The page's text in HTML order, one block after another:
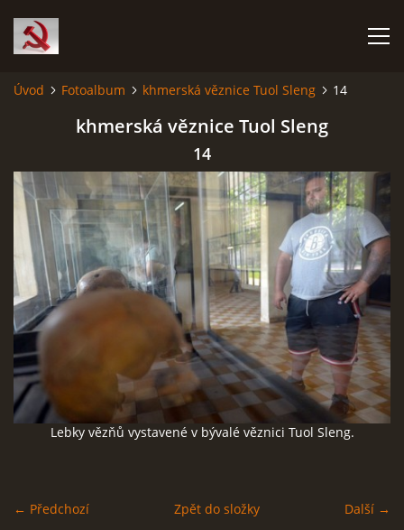
ČERNÁ KNIHA KOMUNISMU I.
ČERNÁ KNIHA KOMUNISMU II.
RUDÝ HLADOMOR: STALINOVA VÁLKA NA UKRAJINĚ
KATYŇSKÝ MASAKR
OSTATNÍ ZLOČINY KOMUNISMU
ČERNÁ KNIHA NACIONÁLNÍHO SOCIALISMU
Úvod Fotoalbum khmerská věznice Tuol Sleng 14
khmerská věznice Tuol Sleng
14
Lebky vězňů vystavené v bývalé věznici Tuol Sleng.
← Předchozí Další →
Zpět do složky